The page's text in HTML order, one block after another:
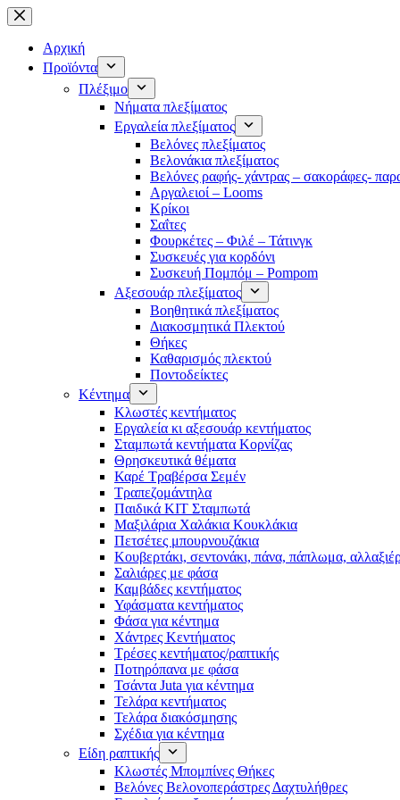
Μετάβαση
στο
περιεχόμενο
Αρχική
Προϊόντα
Πλέξιμο
Νήματα πλεξίματος
Εργαλεία πλεξίματος
Βελόνες πλεξίματος
Βελονάκια πλεξίματος
Βελόνες ραφής- χάντρας – σακοράφες-
Αργαλειοί – Looms
Κρίκοι
Σαΐτες
Φουρκέτες – Φιλέ – Τάτινγκ
Συσκευές για κορδόνι
Συσκευή Πομπόμ – Pompom
Αξεσουάρ πλεξίματος
Βοηθητικά πλεξίματος
Διακοσμητικά Πλεκτού
Θήκες
Καθαρισμός πλεκτού
Ποντοδείκτες
Κέντημα
Κλωστές κεντήματος
Eργαλεία κι αξεσουάρ κεντήματος
Σταμπωτά κεντήματα Κορνίζας
Θρησκευτικά θέματα
Καρέ Τραβέρσα Σεμέν
Τραπεζομάντηλα
Παιδικά KIT Σταμπωτά
Μαξιλάρια Χαλάκια Κουκλάκια
Πετσέτες μπουρνουζάκια
Κουβερτάκι, σεντονάκι, πάνα, πάπλωμα,
Σαλιάρες με φάσα
Καμβάδες κεντήματος
Υφάσματα κεντήματος
Φάσα για κέντημα
Χάντρες Κεντήματος
Τρέσες κεντήματος/ραπτικής
Ποτηρόπανα με φάσα
Τσάντα Juta για κέντημα
Τελάρα κεντήματος
Τελάρα διακόσμησης
Σχέδια για κέντημα
Είδη ραπτικής
Κλωστές Μπομπίνες Θήκες
Βελόνες Βελονοπεράστρες Δαχτυλήθρες